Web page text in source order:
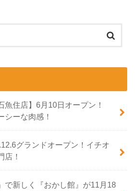
魚住店】6月10日オープン！
シーな肉感！
グランドオープン！イチオ
店！
で新しく『おかし館』が11月18